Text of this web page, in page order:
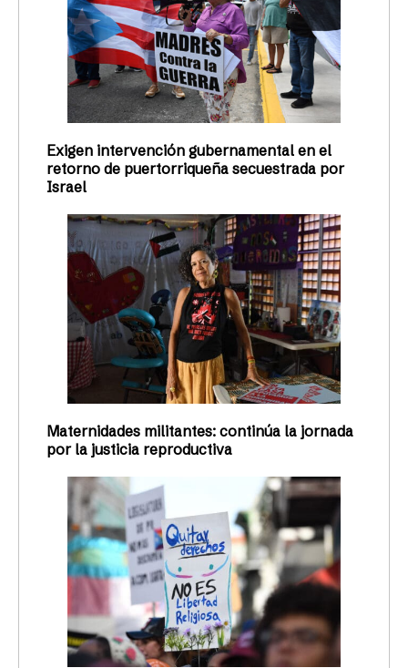
Exigen intervención gubernamental en el
retorno de puertorriqueña secuestrada por
Israel
Maternidades militantes: continúa la jornada
por la justicia reproductiva